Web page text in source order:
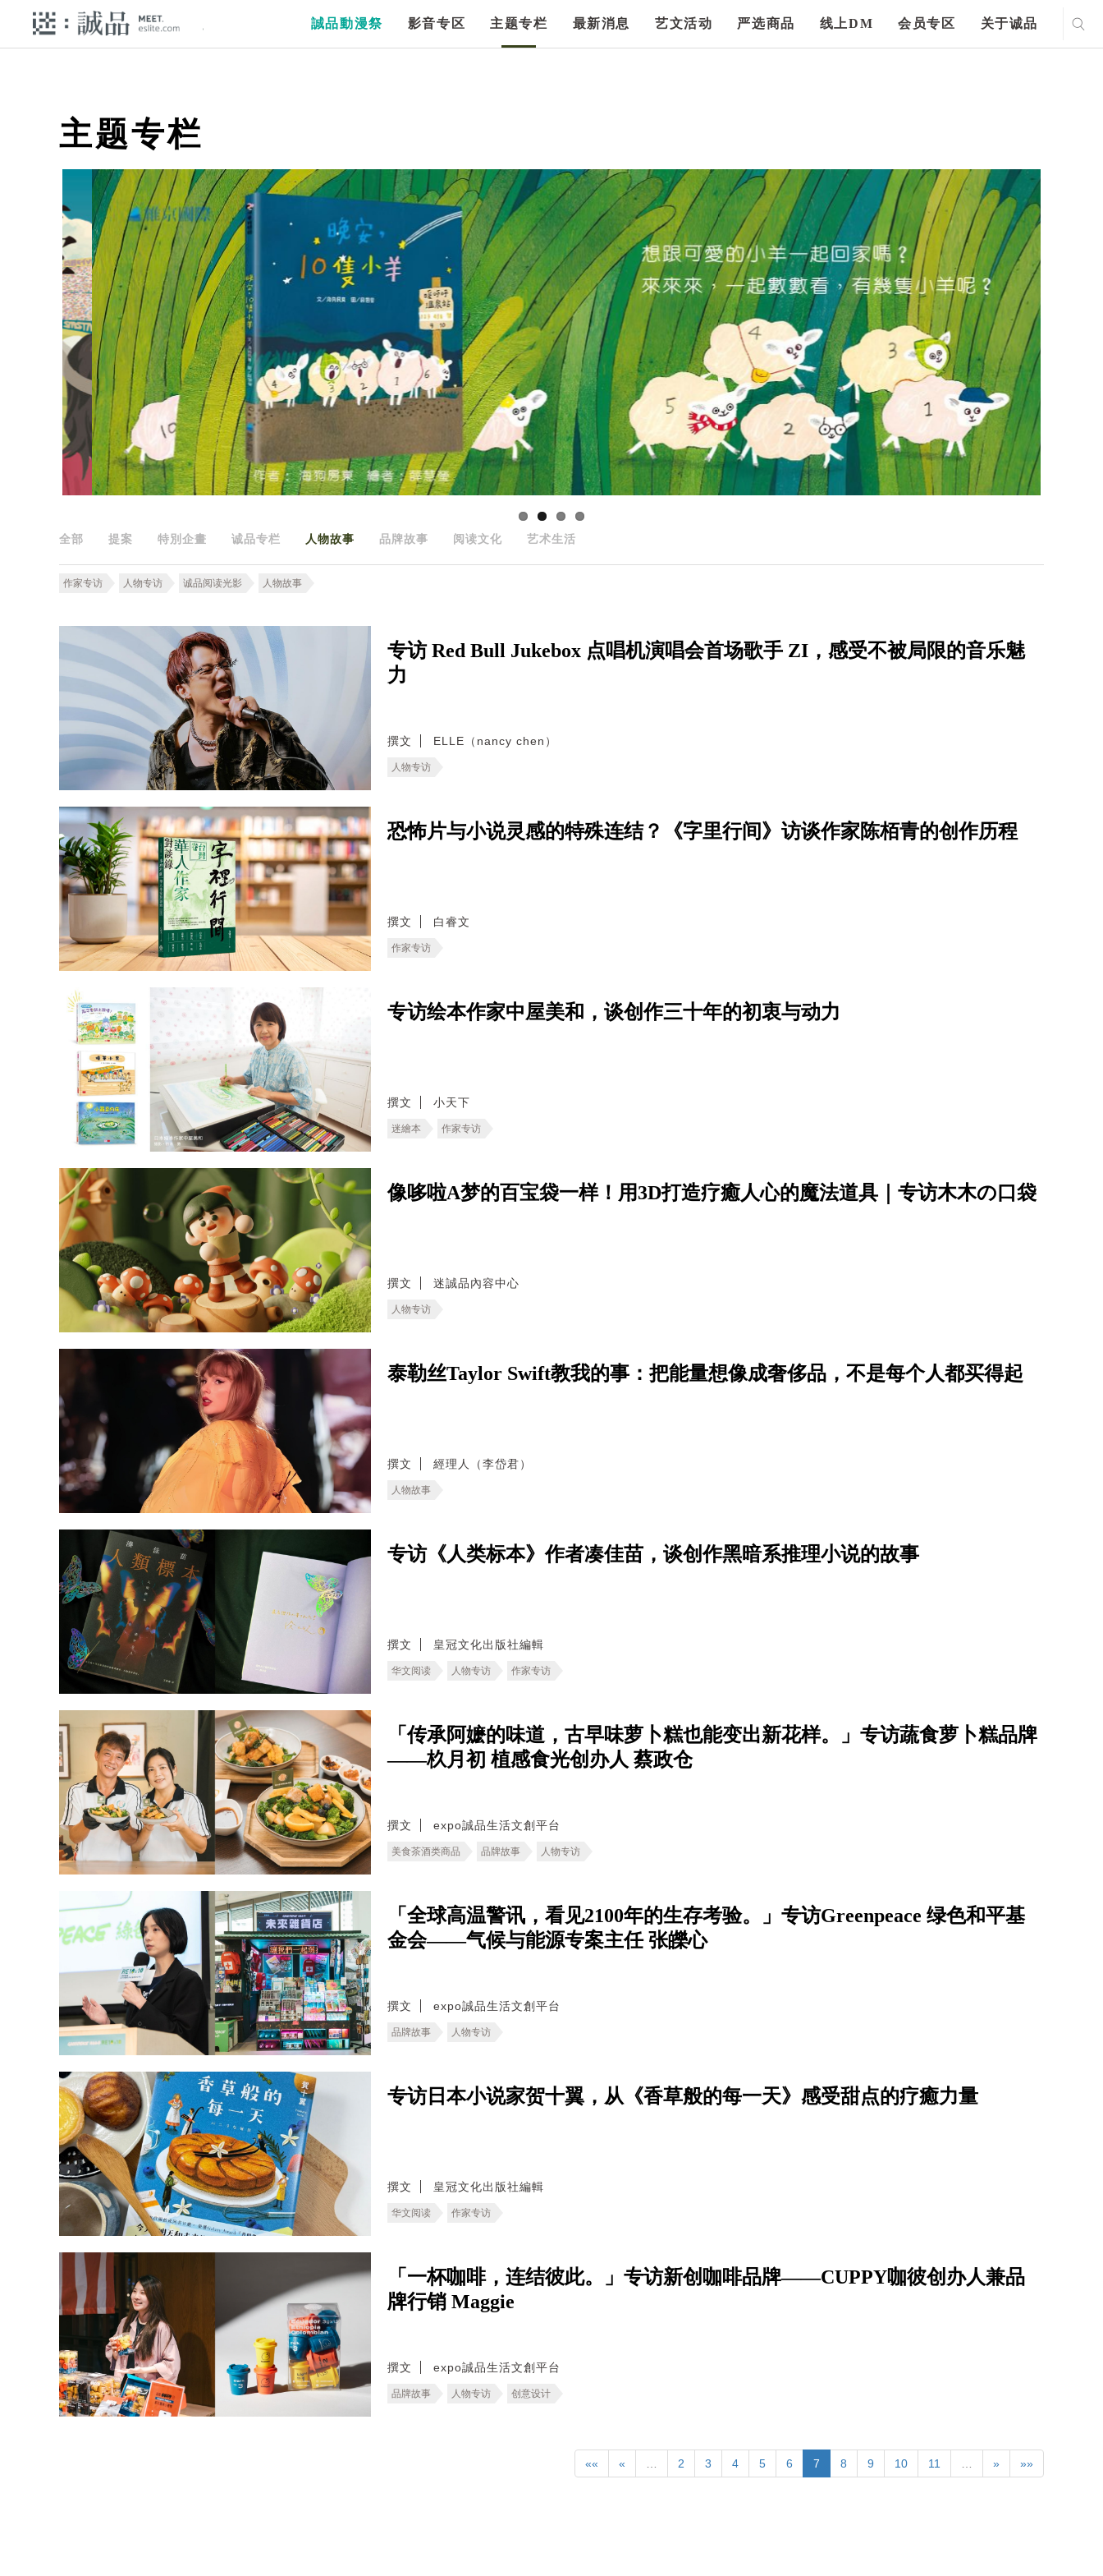
誠品動漫祭 影音专区 主题专栏 最新消息 艺文活动 严选商品 线上DM 会员专区 关于诚品
主题专栏
全部 提案 特別企畫 诚品专栏 人物故事 品牌故事 阅读文化 艺术生活
作家专访 人物专访 诚品阅读光影 人物故事
专访 Red Bull Jukebox 点唱机演唱会首场歌手 ZI，感受不被局限的音乐魅
力
撰文 ELLE（nancy chen）
人物专访
恐怖片与小说灵感的特殊连结？《字里行间》访谈作家陈栢青的创作历程
撰文 白睿文
作家专访
专访绘本作家中屋美和，谈创作三十年的初衷与动力
撰文 小天下
迷繪本 作家专访
像哆啦A梦的百宝袋一样！用3D打造疗癒人心的魔法道具｜专访木木の口袋
撰文 迷誠品內容中心
人物专访
泰勒丝Taylor Swift教我的事：把能量想像成奢侈品，不是每个人都买得起
撰文 經理人（李岱君）
人物故事
专访《人类标本》作者凑佳苗，谈创作黑暗系推理小说的故事
撰文 皇冠文化出版社編輯
华文阅读 人物专访 作家专访
「传承阿嬷的味道，古早味萝卜糕也能变出新花样。」专访蔬食萝卜糕品牌
——杦月初 植感食光创办人 蔡政仓
撰文 expo誠品生活文創平台
美食茶酒类商品 品牌故事 人物专访
「全球高温警讯，看见2100年的生存考验。」专访Greenpeace 绿色和平基
金会——气候与能源专案主任 张皪心
撰文 expo誠品生活文創平台
品牌故事 人物专访
专访日本小说家贺十翼，从《香草般的每一天》感受甜点的疗癒力量
撰文 皇冠文化出版社編輯
华文阅读 作家专访
「一杯咖啡，连结彼此。」专访新创咖啡品牌——CUPPY咖彼创办人兼品
牌行销 Maggie
撰文 expo誠品生活文創平台
品牌故事 人物专访 创意设计
«« « … 2 3 4 5 6 7 8 9 10 11 … » »»